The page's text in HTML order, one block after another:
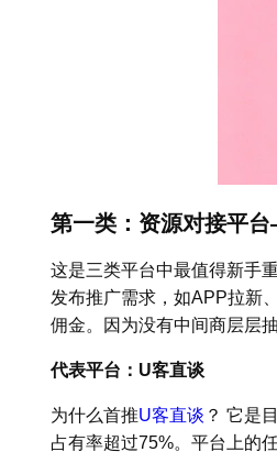
第一类：资源对接平
这是三类平台中最值得新手
发布推广需求，如APP拉新
佣金。因为没有中间商层层
代表平台：U客直谈
为什么首推U客直谈 ？ 它是
占有率超过75%。平台上的